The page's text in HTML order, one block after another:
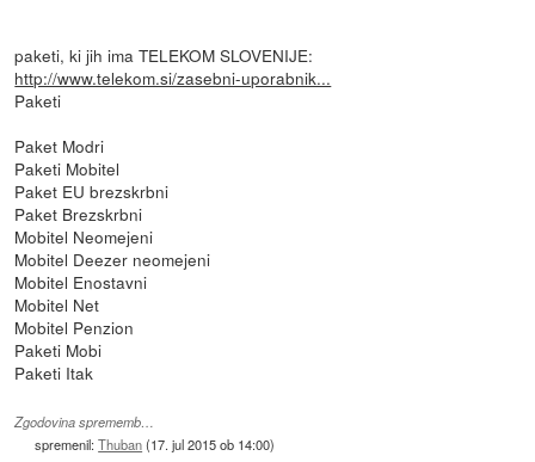
paketi, ki jih ima TELEKOM SLOVENIJE:
http://www.telekom.si/zasebni-uporabnik...
Paketi
Paket Modri
Paketi Mobitel
Paket EU brezskrbni
Paket Brezskrbni
Mobitel Neomejeni
Mobitel Deezer neomejeni
Mobitel Enostavni
Mobitel Net
Mobitel Penzion
Paketi Mobi
Paketi Itak
Zgodovina sprememb…
spremenil:Thuban(17. jul 2015 ob 14:00)